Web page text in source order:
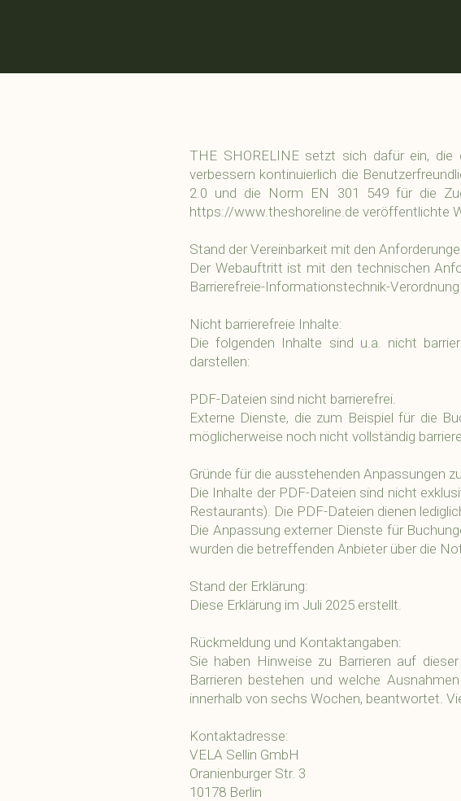
THE SHORELINE setzt sich dafür ein, die
verbessern kontinuierlich die
2.0 und die Norm EN 301 549 für die
https://www.theshoreline.de veröffentlichte
Stand der Vereinbarkeit mit den
Der Webauftritt ist mit den technischen
Barrierefreie-Informationstechnik-
Nicht barrierefreie Inhalte:
Die folgenden Inhalte sind u.a. nicht
darstellen:
PDF-Dateien sind nicht barrierefrei.
Externe Dienste, die zum Beispiel für die
möglicherweise noch nicht vollständig
Gründe für die ausstehenden Anpassungen
Die Inhalte der PDF-Dateien sind nicht
Restaurants). Die PDF-Dateien dienen
Die Anpassung externer Dienste für
wurden die betreffenden Anbieter über die
Stand der Erklärung:
Diese Erklärung im Juli 2025 erstellt.
Rückmeldung und Kontaktangaben:
Sie haben Hinweise zu Barrieren auf
Barrieren bestehen und welche
innerhalb von sechs Wochen, beantwortet.
Kontaktadresse:
VELA Sellin GmbH
Oranienburger Str. 3
10178 Berlin